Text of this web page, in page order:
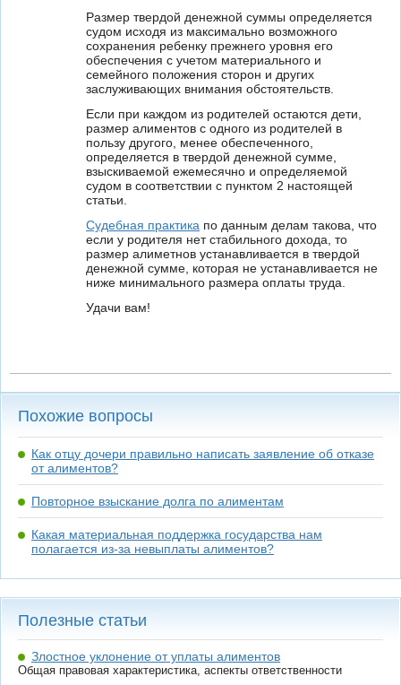
Размер твердой денежной суммы определяется
судом исходя из максимально возможного
сохранения ребенку прежнего уровня его
обеспечения с учетом материального и
семейного положения сторон и других
заслуживающих внимания обстоятельств.
Если при каждом из родителей остаются дети,
размер алиментов с одного из родителей в
пользу другого, менее обеспеченного,
определяется в твердой денежной сумме,
взыскиваемой ежемесячно и определяемой
судом в соответствии с пунктом 2 настоящей
статьи.
Судебная практика по данным делам такова, что
если у родителя нет стабильного дохода, то
размер алиметнов устанавливается в твердой
денежной сумме, которая не устанавливается не
ниже минимального размера оплаты труда.
Удачи вам!
Похожие вопросы
Как отцу дочери правильно написать заявление об отказе
от алиментов?
Повторное взыскание долга по алиментам
Какая материальная поддержка государства нам
полагается из-за невыплаты алиментов?
Полезные статьи
Злостное уклонение от уплаты алиментов
Общая правовая характеристика, аспекты ответственности